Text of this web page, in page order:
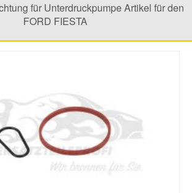
für Unterdruckpumpe Artikel für den
FORD FIESTA